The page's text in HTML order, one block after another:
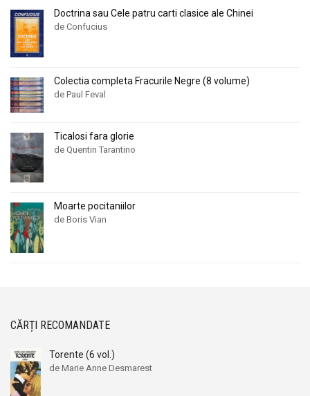
Doctrina sau Cele patru carti clasice ale Chinei
de Confucius
Colectia completa Fracurile Negre (8 volume)
de Paul Feval
Ticalosi fara glorie
de Quentin Tarantino
Moarte pocitaniilor
de Boris Vian
CĂRȚI RECOMANDATE
Torente (6 vol.)
de Marie Anne Desmarest